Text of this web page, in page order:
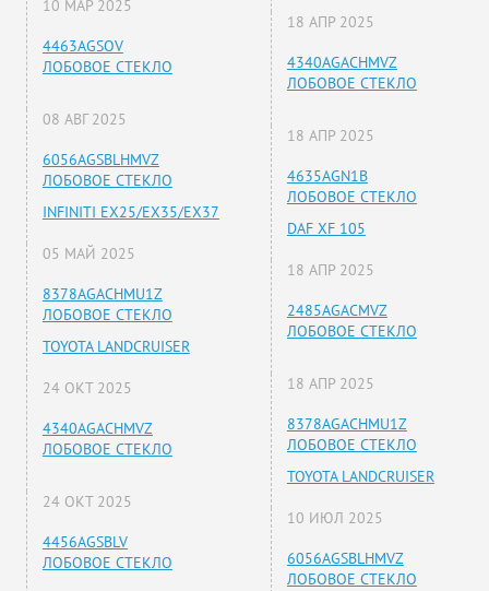
10 МАР 2025
4463AGSOV
ЛОБОВОЕ СТЕКЛО
08 АВГ 2025
6056AGSBLHMVZ
ЛОБОВОЕ СТЕКЛО
INFINITI EX25/EX35/EX37
05 МАЙ 2025
8378AGACHMU1Z
ЛОБОВОЕ СТЕКЛО
TOYOTA LANDCRUISER
24 ОКТ 2025
4340AGACHMVZ
ЛОБОВОЕ СТЕКЛО
24 ОКТ 2025
4456AGSBLV
ЛОБОВОЕ СТЕКЛО
18 АПР 2025
4340AGACHMVZ
ЛОБОВОЕ СТЕКЛО
18 АПР 2025
4635AGN1B
ЛОБОВОЕ СТЕКЛО
DAF XF 105
18 АПР 2025
2485AGACMVZ
ЛОБОВОЕ СТЕКЛО
18 АПР 2025
8378AGACHMU1Z
ЛОБОВОЕ СТЕКЛО
TOYOTA LANDCRUISER
10 ИЮЛ 2025
6056AGSBLHMVZ
ЛОБОВОЕ СТЕКЛО